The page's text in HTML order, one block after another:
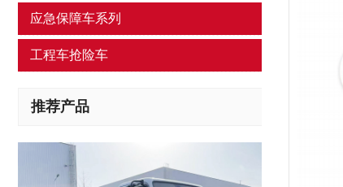
应急保障车系列
工程车抢险车
推荐产品